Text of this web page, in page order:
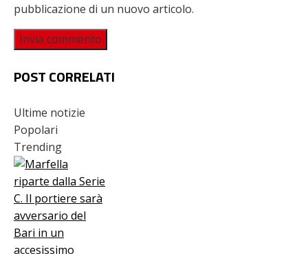
pubblicazione di un nuovo articolo.
POST CORRELATI
Ultime notizie
Popolari
Trending